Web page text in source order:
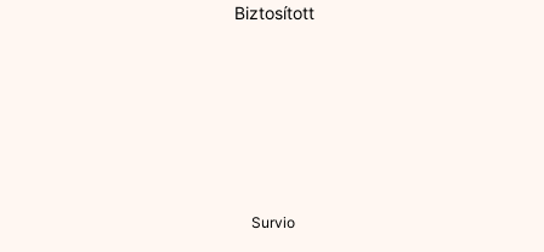
Biztosított
Survio